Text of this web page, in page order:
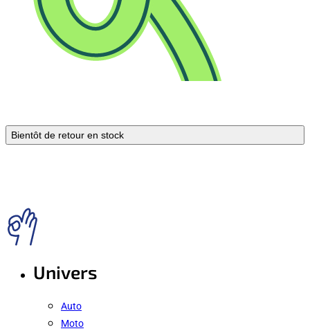
Bientôt de retour en stock
Univers
Auto
Moto